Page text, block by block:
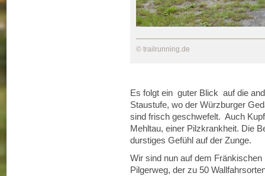
© trailrunning.de
Es folgt ein guter Blick auf die
Staustufe, wo der Würzburger
sind frisch geschwefelt. Auch
Mehltau, einer Pilzkrankheit. Die
durstiges Gefühl auf der Zunge.
Wir sind nun auf dem
Pilgerweg, der zu 50